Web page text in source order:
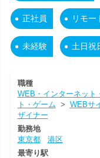
正社員 リモー
未経験 土日祝
職種
WEB・インターネット
ト・ゲーム > WEBサ
ザイナー
勤務地
東京都
港区
最寄り駅